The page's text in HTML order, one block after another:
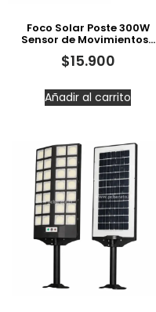
Foco Solar Poste 300W
Sensor de Movimientos…
$15.900
Añadir al carrito